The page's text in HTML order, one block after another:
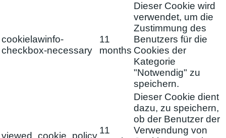
cookielawinfo-
checkbox-necessary
11
months
Dieser Cookie wird
verwendet, um die
Zustimmung des
Benutzers für die
Cookies der
Kategorie
"Notwendig" zu
speichern.
11
Dieser Cookie dient
dazu, zu speichern,
ob der Benutzer der
Verwendung von